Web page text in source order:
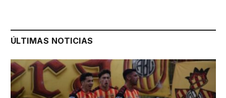
ÚLTIMAS NOTICIAS